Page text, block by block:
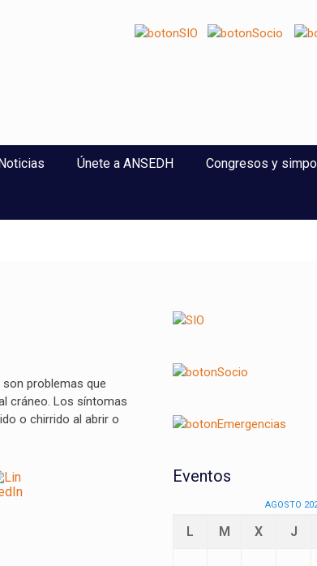
Únete a ANSEDH Congresos y
problemas que
cráneo. Los síntomas
o chirrido al abrir o
Eventos
AGOSTO
L M X J